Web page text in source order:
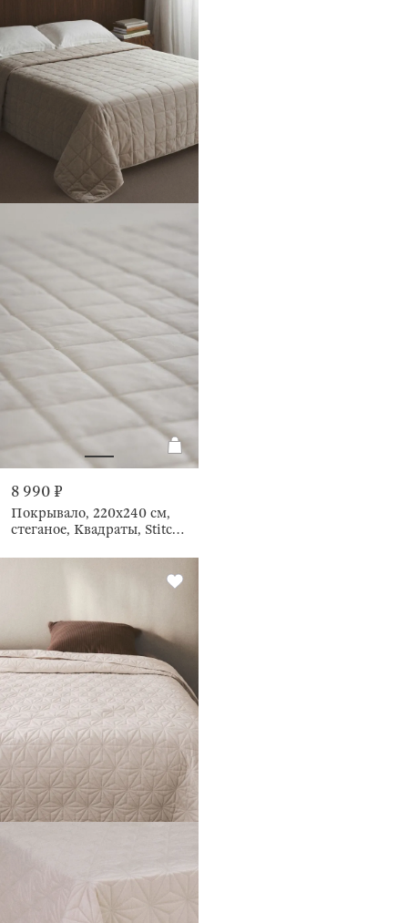
8 990 ₽
Покрывало, 220х240 см,
стеганое, Квадраты, Stitch